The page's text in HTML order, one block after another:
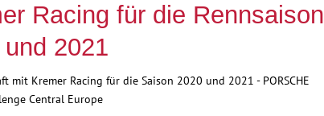
Racing für die Rennsaison
2021
mit Kremer Racing für die Saison 2020 und 2021 - PORSCHE
Central Europe